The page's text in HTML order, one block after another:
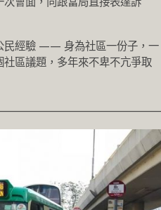
民經驗 —— 身為社區一份子，一
區議題，多年來不卑不亢爭取